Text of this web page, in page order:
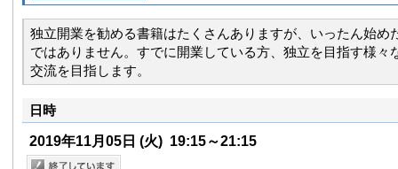
独立開業を勧める書籍はたくさんありますが、いったん始め
ではありません。すでに開業している方、独立を目指す様々
交流を目指します。
日時
2019年11月05日 (火) 19:15～21:15